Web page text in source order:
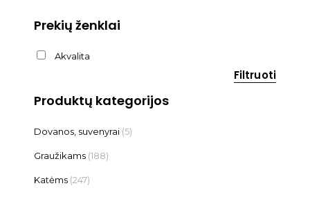
Prekių ženklai
Akvalita
Filtruoti
Produktų kategorijos
Dovanos, suvenyrai (5)
Graužikams (188)
Katėms (247)